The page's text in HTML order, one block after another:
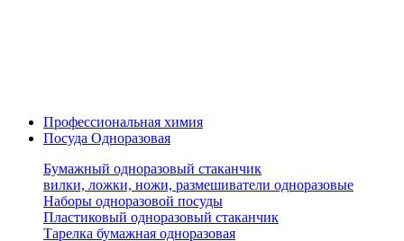
Профессиональная химия
Посуда Одноразовая
Бумажный одноразовый стаканчик
вилки, ложки, ножи, размешиватели одноразовые
Наборы одноразовой посуды
Пластиковый одноразовый стаканчик
Тарелка бумажная одноразовая